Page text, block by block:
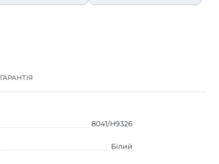
ГАРАНТІЯ
8041/H9326
Білий